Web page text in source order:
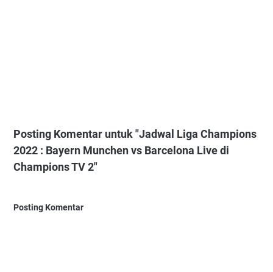
Posting Komentar untuk "Jadwal Liga Champions
2022 : Bayern Munchen vs Barcelona Live di
Champions TV 2"
Posting Komentar